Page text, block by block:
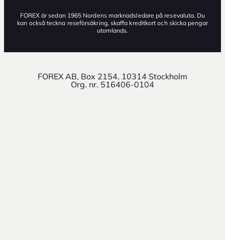
FOREX är sedan 1965 Nordens marknadsledare på resevaluta. Du
kan också teckna reseförsäkring, skaffa kreditkort och skicka pengar
utomlands.
FOREX AB, Box 2154, 10314 Stockholm
Org. nr. 516406-0104